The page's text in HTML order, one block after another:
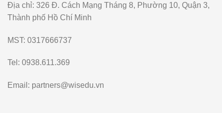
Địa chỉ: 326 Đ. Cách Mạng Tháng 8, Phường 10, Quận 3,
Thành phố Hồ Chí Minh
MST: 0317666737
Tel: 0938.611.369
Email: partners@wisedu.vn